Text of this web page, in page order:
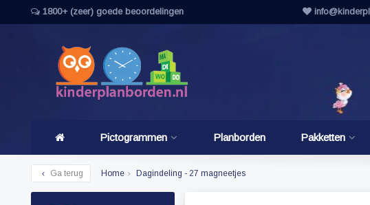
1800+ (zeer) goede beoordelingen
Pictogrammen Planborden Pakketten
Ga terug Home Dagindeling - 27 magneetjes